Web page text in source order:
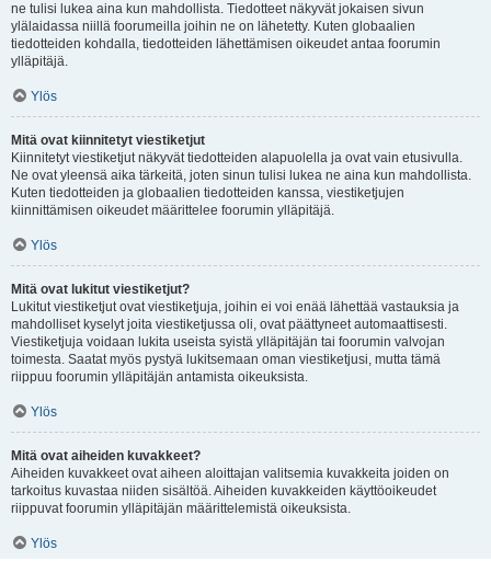
ne tulisi lukea aina kun mahdollista. Tiedotteet näkyvät jokaisen sivun
ylälaidassa niillä foorumeilla joihin ne on lähetetty. Kuten globaalien
tiedotteiden kohdalla, tiedotteiden lähettämisen oikeudet antaa foorumin
ylläpitäjä.
Ylös
Mitä ovat kiinnitetyt viestiketjut
Kiinnitetyt viestiketjut näkyvät tiedotteiden alapuolella ja ovat vain etusivulla.
Ne ovat yleensä aika tärkeitä, joten sinun tulisi lukea ne aina kun mahdollista.
Kuten tiedotteiden ja globaalien tiedotteiden kanssa, viestiketjujen
kiinnittämisen oikeudet määrittelee foorumin ylläpitäjä.
Ylös
Mitä ovat lukitut viestiketjut?
Lukitut viestiketjut ovat viestiketjuja, joihin ei voi enää lähettää vastauksia ja
mahdolliset kyselyt joita viestiketjussa oli, ovat päättyneet automaattisesti.
Viestiketjuja voidaan lukita useista syistä ylläpitäjän tai foorumin valvojan
toimesta. Saatat myös pystyä lukitsemaan oman viestiketjusi, mutta tämä
riippuu foorumin ylläpitäjän antamista oikeuksista.
Ylös
Mitä ovat aiheiden kuvakkeet?
Aiheiden kuvakkeet ovat aiheen aloittajan valitsemia kuvakkeita joiden on
tarkoitus kuvastaa niiden sisältöä. Aiheiden kuvakkeiden käyttöoikeudet
riippuvat foorumin ylläpitäjän määrittelemistä oikeuksista.
Ylös